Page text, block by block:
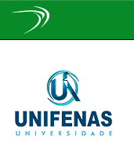
navigation